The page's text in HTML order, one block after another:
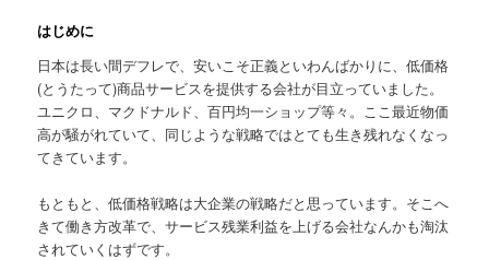
はじめに
日本は長い間デフレで、安いこそ正義といわんばかりに、低価格
(とうたって)商品サービスを提供する会社が目立っていました。
ユニクロ、マクドナルド、百円均一ショップ等々。ここ最近物価
高が騒がれていて、同じような戦略ではとても生き残れなくなっ
てきています。
もともと、低価格戦略は大企業の戦略だと思っています。そこへ
きて働き方改革で、サービス残業利益を上げる会社なんかも淘汰
されていくはずです。